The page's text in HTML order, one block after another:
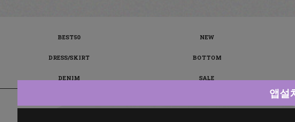
BEST50 NEW
DRESS/SKIRT BOTTOM
DENIM SALE
앱설